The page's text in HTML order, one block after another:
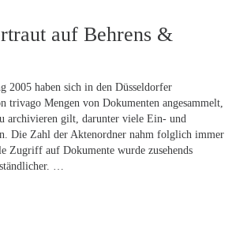
auf Behrens &
2005 haben sich in den Düsseldorfer
trivago Mengen von Dokumenten angesammelt,
archivieren gilt, darunter viele Ein- und
Die Zahl der Aktenordner nahm folglich immer
Zugriff auf Dokumente wurde zusehends
…